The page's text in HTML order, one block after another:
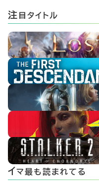
注 目タイトル
イマ最も読まれてる